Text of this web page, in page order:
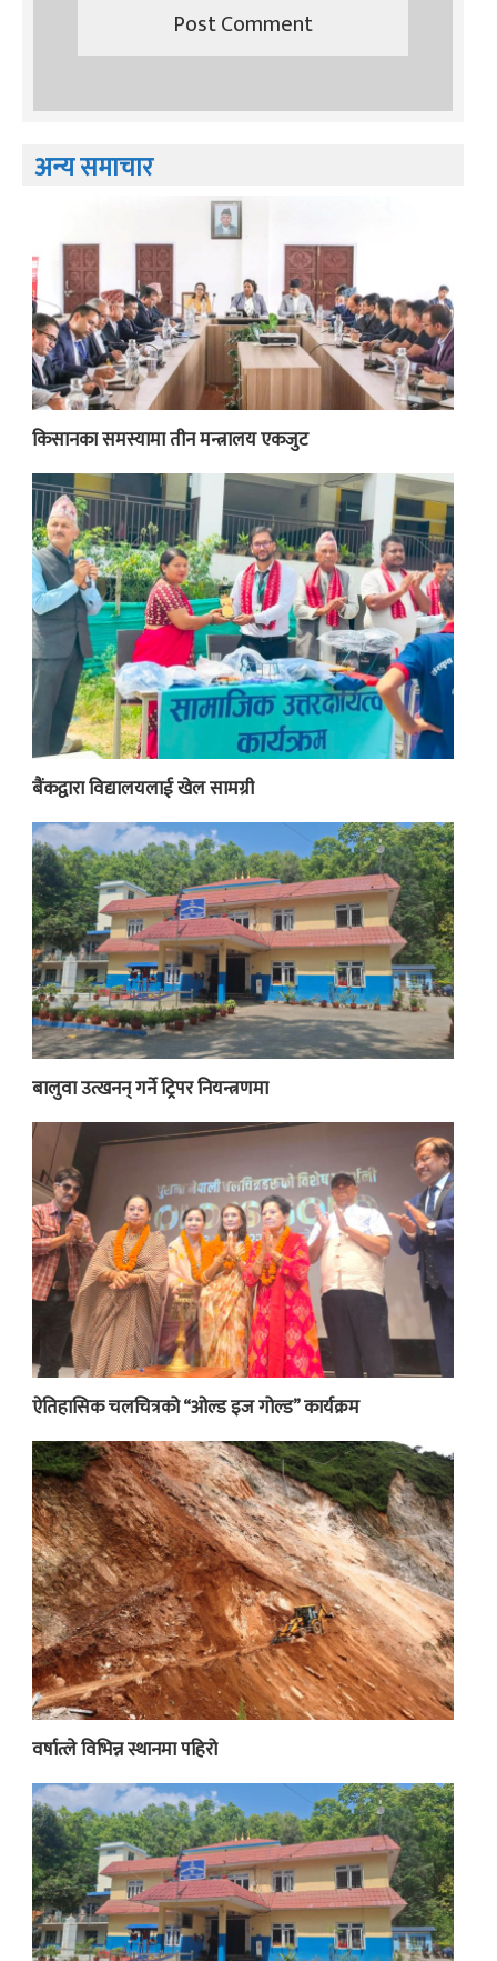
अन्य समाचार
किसानका समस्यामा तीन मन्त्रालय एकजुट
बैंकद्वारा विद्यालयलाई खेल सामग्री
बालुवा उत्खनन् गर्ने ट्रिपर नियन्त्रणमा
ऐतिहासिक चलचित्रको “ओल्ड इज गोल्ड” कार्यक्रम
वर्षात्ले विभिन्न स्थानमा पहिरो